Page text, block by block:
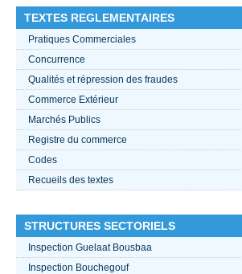
TEXTES REGLEMENTAIRES
Pratiques Commerciales
Concurrence
Qualités et répression des fraudes
Commerce Extérieur
Marchés Publics
Registre du commerce
Codes
Recueils des textes
STRUCTURES SECTORIELS
Inspection Guelaat Bousbaa
Inspection Bouchegouf